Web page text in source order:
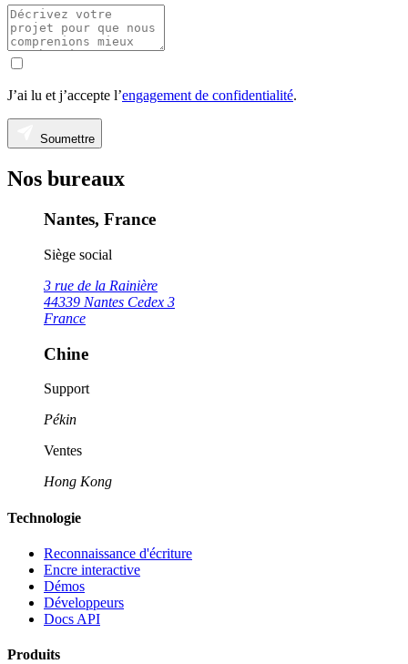
J’ai lu et j’accepte l’engagement de confidentialité.
Soumettre
Nos bureaux
Nantes, France
Siège social
3 rue de la Rainière
44339 Nantes Cedex 3
France
Chine
Support
Pékin
Ventes
Hong Kong
Technologie
Reconnaissance d'écriture
Encre interactive
Démos
Développeurs
Docs API
Produits